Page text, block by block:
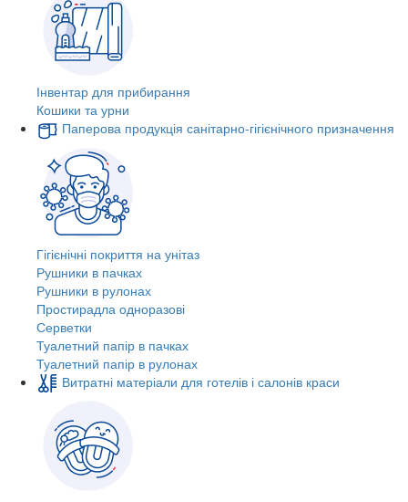
Інвентар для прибирання
Кошики та урни
Паперова продукція санітарно-гігієнічного призначення
Гігієнічні покриття на унітаз
Рушники в пачках
Рушники в рулонах
Простирадла одноразові
Серветки
Туалетний папір в пачках
Туалетний папір в рулонах
Витратні матеріали для готелів і салонів краси